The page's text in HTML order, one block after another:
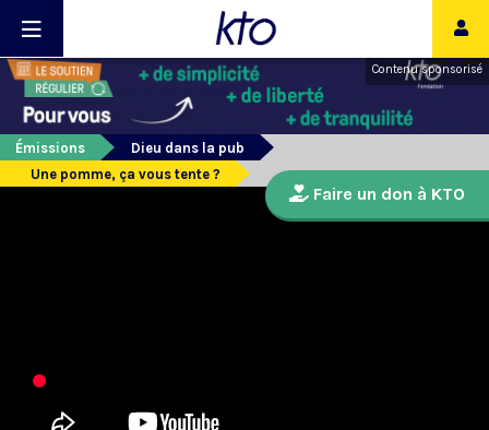
Contenu sponsorisé
Émissions
Dieu dans la pub
Une pomme, ça vous tente ?
Faire un don à KTO